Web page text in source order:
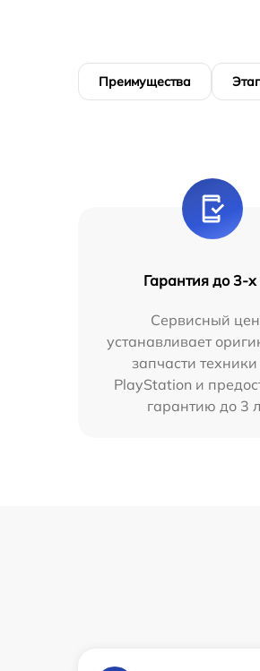
Преимущества
Гарантия до 3-х
Сервисный
устанавливает
запчасти техники
PlayStation и
гарантию до 3